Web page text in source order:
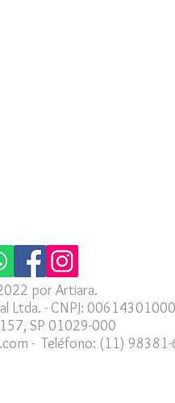
por Artiara.
Ltda. - CNPJ:
SP 01029-000
- Teléfono: (11)